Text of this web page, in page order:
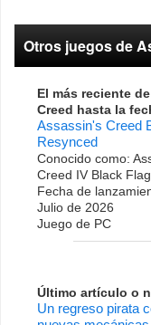
Otros juegos de
El más reciente
Creed hasta la
Assassin's Creed
Resynced
Conocido como:
Creed IV Black
Fecha de
Julio de 2026
Juego de PC
Último artículo o
Un regreso pirata